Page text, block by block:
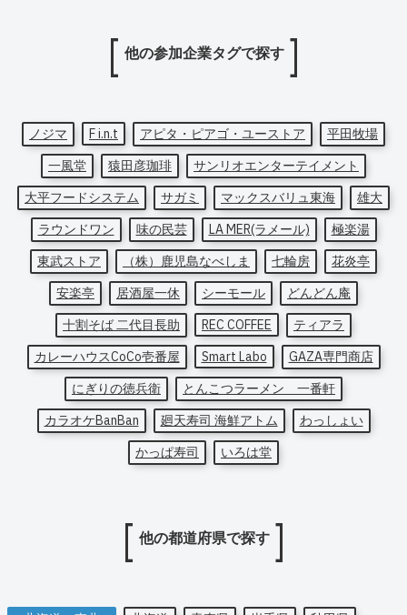
他の参加企業タグで探す
ノジマ F i.n.t アピタ・ピアゴ・ユーストア
平田牧場
一風堂
猿田彦珈琲
サンリオエンターテイメント
大平フードシステム
サガミ マックスバリュ東海
雄大
ラウンドワン
味の民芸 LA MER(ラメール)
極楽湯
東武ストア
（株）鹿児島なべしま 七輪房
花炎亭
安楽亭
居酒屋一休 シーモール
どんどん庵
十割そば 二代目長助
REC COFFEE
ティアラ
カレーハウスCoCo壱番屋
Smart Labo
GAZA専門商店
にぎりの徳兵衛
とんこつラーメン 一番軒
カラオケBanBan
廻天寿司 海鮮アトム
わっしょい
かっぱ寿司
いろは堂
他の都道府県で探す